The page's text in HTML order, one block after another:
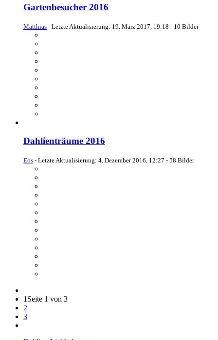
Gartenbesucher 2016
Matthias - Letzte Aktualisierung: 19. März 2017, 19:18 - 10 Bilder
Dahlienträume 2016
Eos - Letzte Aktualisierung: 4. Dezember 2016, 12:27 - 58 Bilder
1 Seite 1 von 3
2
3